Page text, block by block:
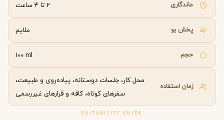
ماندگاری 2 تا 4 ساعت
پخش بو ملایم
حجم 100 ml
زمان استفاده
محل کار، جلسات دوستانه، پیاده‌روی و طبیعت،
سفرهای کوتاه، کافه و قرارهای غیررسمی
SUITABILITY GUIDE